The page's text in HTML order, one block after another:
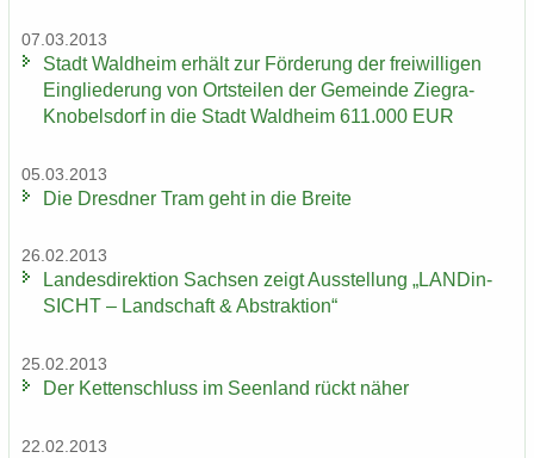
07.03.2013
Stadt Wald­heim er­hält zur För­de­rung der frei­wil­li­gen
Ein­glie­de­rung von Orts­tei­len der Ge­mein­de Ziegra-​
Knobelsdorf in die Stadt Wald­heim 611.000 EUR
05.03.2013
Die Dresd­ner Tram geht in die Brei­te
26.02.2013
Lan­des­di­rek­ti­on Sach­sen zeigt Aus­stel­lung „LAN­Din­
SICHT – Land­schaft & Abs­trak­ti­on“
25.02.2013
Der Ket­ten­schluss im Se­en­land rückt näher
22.02.2013